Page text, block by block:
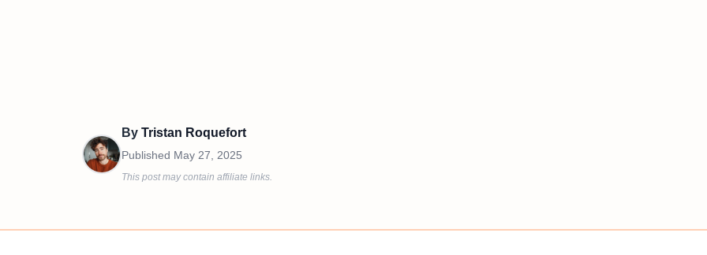
By Tristan Roquefort
Published May 27, 2025
This post may contain affiliate links.